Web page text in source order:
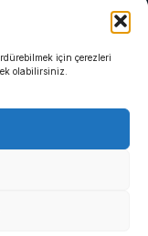
için çerezleri
olabilirsiniz.